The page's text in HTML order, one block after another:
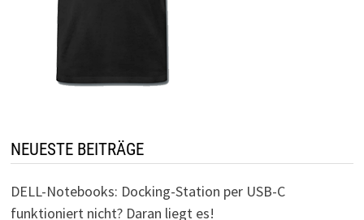
NEUESTE BEITRÄGE
DELL-Notebooks: Docking-Station per USB-C
funktioniert nicht? Daran liegt es!